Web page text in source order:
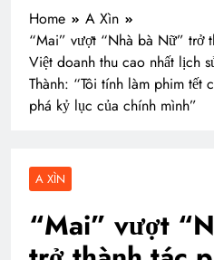
Công bố tin nhắn cuối cùng của
đau xót vừa phẫn nộ
Home
A Xìn
“Mai” vượt “Nhà bà Nữ” trở
Việt doanh thu cao nhất lịch
Thành: “Tôi tính làm phim tết
phá kỷ lục của chính mình”
A XÌN
“Mai” vượt